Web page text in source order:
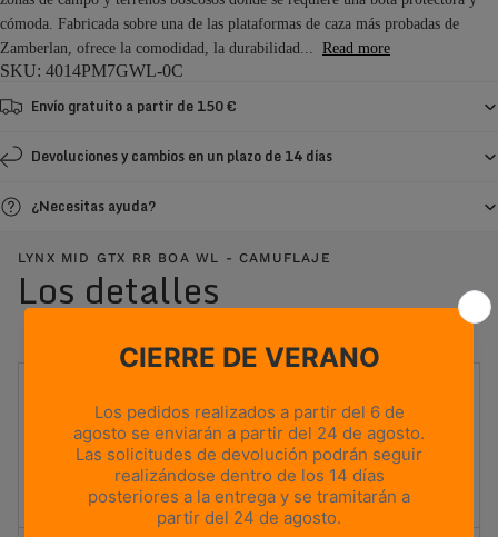
cómoda. Fabricada sobre una de las plataformas de caza más probadas de
Zamberlan, ofrece la comodidad, la durabilidad... Read more
SKU: 4014PM7GWL-0C
Envío gratuito a partir de 150 €
Devoluciones y cambios en un plazo de 14 días
¿Necesitas ayuda?
LYNX MID GTX RR BOA WL - CAMUFLAJE
Los detalles
Caza de montaña
PESO
810g
Based on size US 8 (Half Pair)
ALTURA DE LA CAÑA